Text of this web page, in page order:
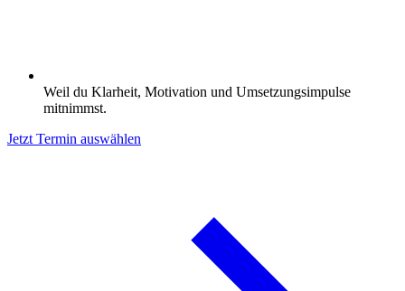
Weil du Klarheit, Motivation und Umsetzungsimpulse
mitnimmst.
Jetzt Termin auswählen